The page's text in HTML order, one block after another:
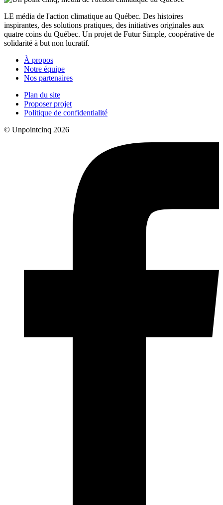
LE média de l'action climatique au Québec. Des histoires
inspirantes, des solutions pratiques, des initiatives originales aux
quatre coins du Québec. Un projet de Futur Simple, coopérative de
solidarité à but non lucratif.
À propos
Notre équipe
Nos partenaires
Plan du site
Proposer projet
Politique de confidentialité
© Unpointcinq 2026